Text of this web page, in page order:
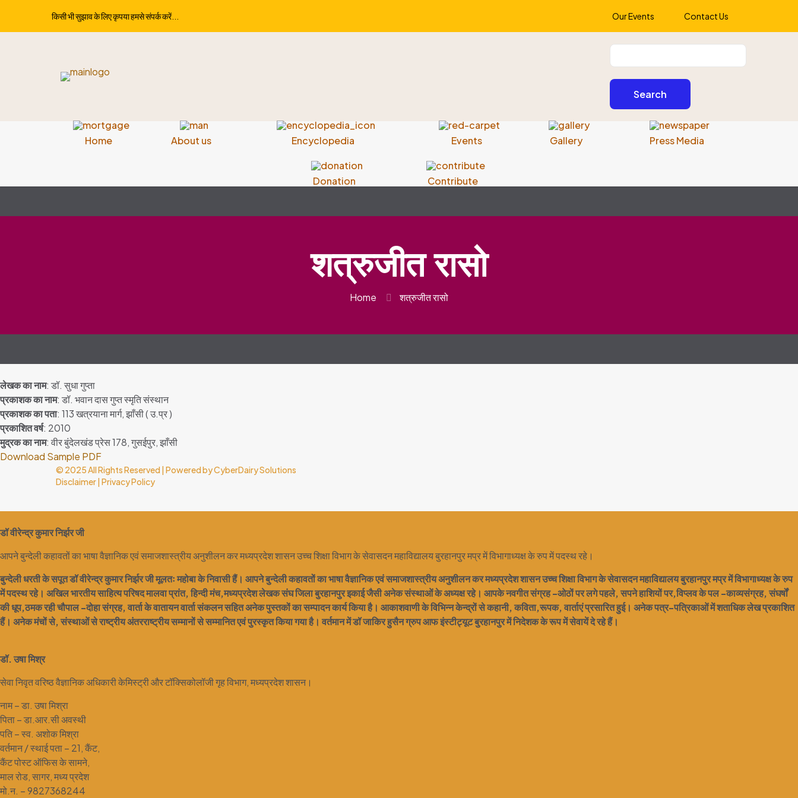
किसी भी सुझाव के लिए कृपया हमसे संपर्क करें... Our Events Contact Us
Home About us Encyclopedia Events Gallery Press Media
Donation Contribute
शत्रुजीत रासो
Home शत्रुजीत रासो
लेखक का नाम: डॉ. सुधा गुप्ता
प्रकाशक का नाम: डॉ. भवान दास गुप्त स्मृति संस्थान
प्रकाशक का पता: 113 खत्रयाना मार्ग, झाँसी ( उ.प्र )
प्रकाशित वर्ष: 2010
मुद्रक का नाम: वीर बुंदेलखंड प्रेस 178, गुसईपुर, झाँसी
Download Sample PDF
© 2025 All Rights Reserved | Powered byCyberDairy Solutions
Disclaimer| Privacy Policy
डॉ वीरेन्द्र कुमार निर्झर जी
आपने बुन्देली कहावतों का भाषा वैज्ञानिक एवं समाजशास्त्रीय अनुशीलन कर मध्यप्रदेश शासन उच्च शिक्षा विभाग के सेवासदन महाविद्यालय बुरहानपुर मप्र में विभागाध्यक्ष के रुप में पदस्थ रहे।
बुन्देली धरती के सपूत डॉ वीरेन्द्र कुमार निर्झर जी मूलतः महोबा के निवासी हैं। आपने बुन्देली कहावतों का भाषा वैज्ञानिक एवं समाजशास्त्रीय अनुशीलन कर मध्यप्रदेश शासन उच्च शिक्षा विभाग के सेवासदन महाविद्यालय बुरहानपुर मप्र में विभागाध्यक्ष के रुप
में पदस्थ रहे। अखिल भारतीय साहित्य परिषद मालवा प्रांत, हिन्दी मंच,मध्यप्रदेश लेखक संघ जिला बुरहानपुर इकाई जैसी अनेक संस्थाओं के अध्यक्ष रहे। आपके नवगीत संग्रह -ओठों पर लगे पहले, सपने हाशियों पर,विप्लव के पल -काव्यसंग्रह, संघर्षों
की धूप,ठमक रही चौपाल -दोहा संग्रह, वार्ता के वातायन वार्ता संकलन सहित अनेक पुस्तकों का सम्पादन कार्य किया है। आकाशवाणी के विभिन्न केन्द्रों से कहानी, कविता,रूपक, वार्ताएं प्रसारित हुई। अनेक पत्र-पत्रिकाओं में शताधिक लेख प्रकाशित
हैं। अनेक मंचों से, संस्थाओं से राष्ट्रीय अंतरराष्ट्रीय सम्मानों से सम्मानित एवं पुरस्कृत किया गया है। वर्तमान में डॉ जाकिर हुसैन ग्रुप आफ इंस्टीट्यूट बुरहानपुर में निदेशक के रूप में सेवायें दे रहे हैं।
डॉ. उषा मिश्र
सेवा निवृत वरिष्ठ वैज्ञानिक अधिकारी केमिस्ट्री और टॉक्सिकोलॉजी गृह विभाग, मध्यप्रदेश शासन।
नाम – डा. उषा मिश्रा
पिता – डा.आर.सी अवस्थी
पति – स्व. अशोक मिश्रा
वर्तमान / स्थाई पता – 21, कैंट,
कैंट पोस्ट ऑफिस के सामने,
माल रोड, सागर, मध्य प्रदेश
मो.न. – 9827368244